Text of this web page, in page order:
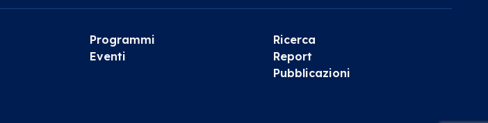
Programmi
Eventi
Ricerca
Report
Pubblicazioni